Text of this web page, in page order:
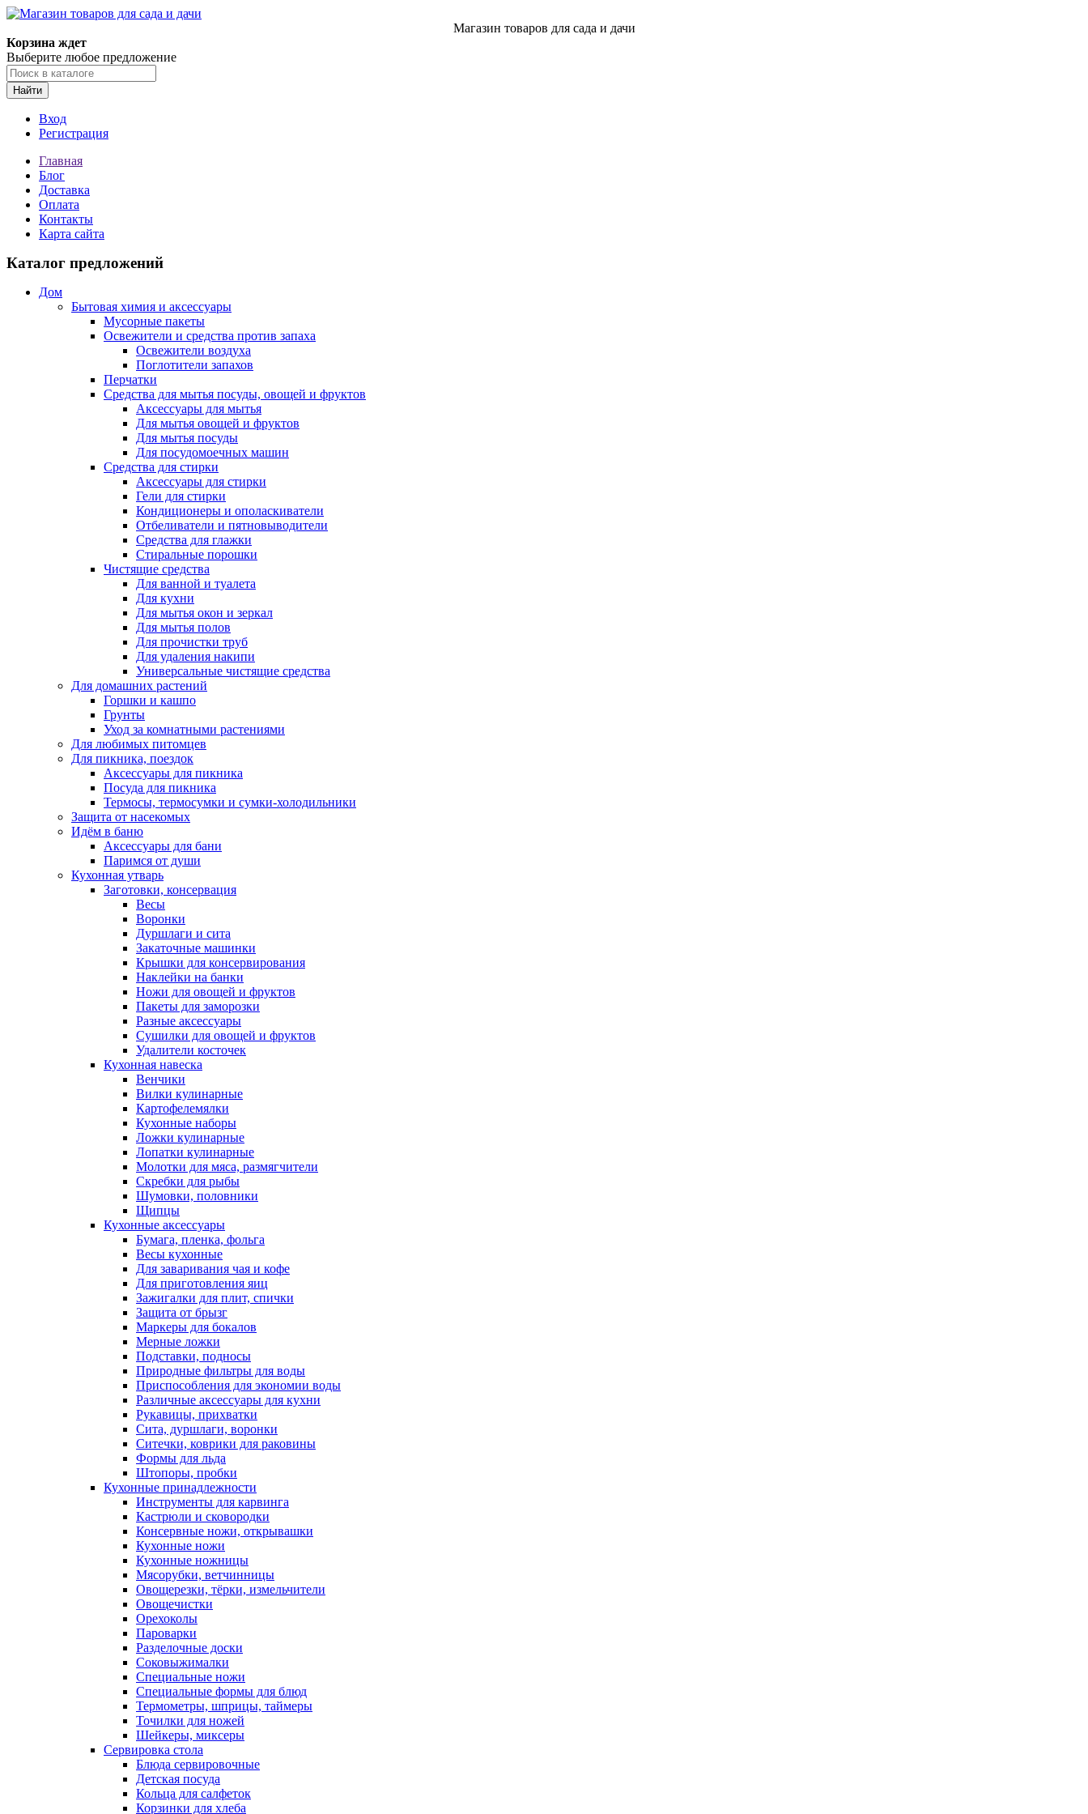
Магазин товаров для сада и дачи
Корзина ждет
Выберите любое предложение
Найти
Вход
Регистрация
Главная
Блог
Доставка
Оплата
Контакты
Карта сайта
Каталог предложений
Дом
Бытовая химия и аксессуары
Мусорные пакеты
Освежители и средства против запаха
Освежители воздуха
Поглотители запахов
Перчатки
Средства для мытья посуды, овощей и фруктов
Аксессуары для мытья
Для мытья овощей и фруктов
Для мытья посуды
Для посудомоечных машин
Средства для стирки
Аксессуары для стирки
Гели для стирки
Кондиционеры и ополаскиватели
Отбеливатели и пятновыводители
Средства для глажки
Стиральные порошки
Чистящие средства
Для ванной и туалета
Для кухни
Для мытья окон и зеркал
Для мытья полов
Для прочистки труб
Для удаления накипи
Универсальные чистящие средства
Для домашних растений
Горшки и кашпо
Грунты
Уход за комнатными растениями
Для любимых питомцев
Для пикника, поездок
Аксессуары для пикника
Посуда для пикника
Термосы, термосумки и сумки-холодильники
Защита от насекомых
Идём в баню
Аксессуары для бани
Паримся от души
Кухонная утварь
Заготовки, консервация
Весы
Воронки
Дуршлаги и сита
Закаточные машинки
Крышки для консервирования
Наклейки на банки
Ножи для овощей и фруктов
Пакеты для заморозки
Разные аксессуары
Сушилки для овощей и фруктов
Удалители косточек
Кухонная навеска
Венчики
Вилки кулинарные
Картофелемялки
Кухонные наборы
Ложки кулинарные
Лопатки кулинарные
Молотки для мяса, размягчители
Скребки для рыбы
Шумовки, половники
Щипцы
Кухонные аксессуары
Бумага, пленка, фольга
Весы кухонные
Для заваривания чая и кофе
Для приготовления яиц
Зажигалки для плит, спички
Защита от брызг
Маркеры для бокалов
Мерные ложки
Подставки, подносы
Природные фильтры для воды
Приспособления для экономии воды
Различные аксессуары для кухни
Рукавицы, прихватки
Сита, дуршлаги, воронки
Ситечки, коврики для раковины
Формы для льда
Штопоры, пробки
Кухонные принадлежности
Инструменты для карвинга
Кастрюли и сковородки
Консервные ножи, открывашки
Кухонные ножи
Кухонные ножницы
Мясорубки, ветчинницы
Овощерезки, тёрки, измельчители
Овощечистки
Орехоколы
Пароварки
Разделочные доски
Соковыжималки
Специальные ножи
Специальные формы для блюд
Термометры, шприцы, таймеры
Точилки для ножей
Шейкеры, миксеры
Сервировка стола
Блюда сервировочные
Детская посуда
Кольца для салфеток
Корзинки для хлеба